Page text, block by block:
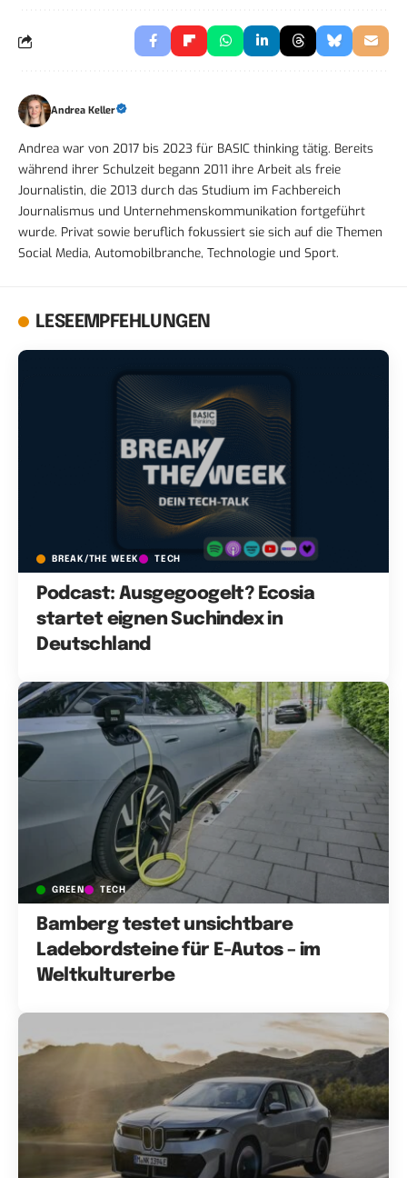
Andrea Keller
Andrea war von 2017 bis 2023 für BASIC thinking tätig. Bereits
während ihrer Schulzeit begann 2011 ihre Arbeit als freie
Journalistin, die 2013 durch das Studium im Fachbereich
Journalismus und Unternehmenskommunikation fortgeführt
wurde. Privat sowie beruflich fokussiert sie sich auf die Themen
Social Media, Automobilbranche, Technologie und Sport.
LESEEMPFEHLUNGEN
BREAK/THE WEEK TECH
Podcast: Ausgegoogelt? Ecosia
startet eignen Suchindex in
Deutschland
GREEN TECH
Bamberg testet unsichtbare
Ladebordsteine für E-Autos – im
Weltkulturerbe